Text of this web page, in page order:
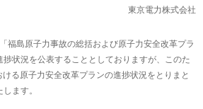
東京電力株式会社
福島原子力事故の総括および原子力安全改革プラ
状況を公表することとしておりますが、このた
る原子力安全改革プランの進捗状況をとりまと
ます。